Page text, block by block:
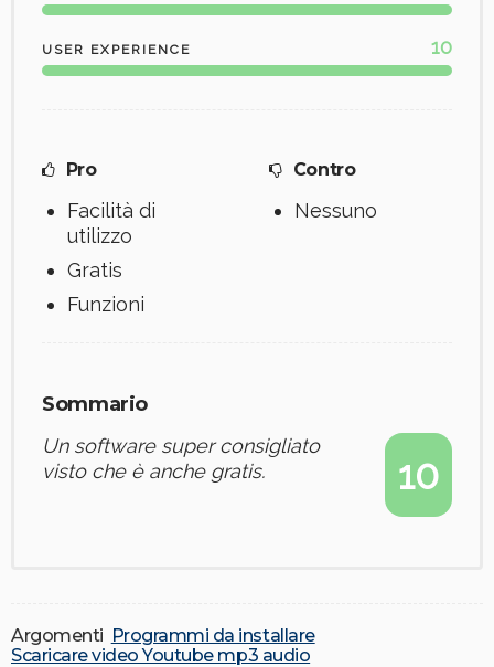
USER EXPERIENCE 10
Pro
Facilità di
utilizzo
Gratis
Funzioni
Contro
Nessuno
Sommario
10
Un software super consigliato
visto che è anche gratis.
Argomenti Programmi da installare
Scaricare video Youtube mp3 audio